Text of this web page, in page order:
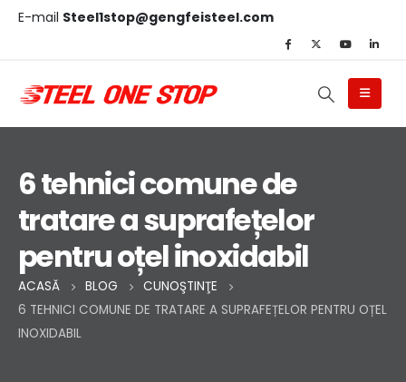
E-mail Steel1stop@gengfeisteel.com
6 tehnici comune de
tratare a suprafețelor
pentru oțel inoxidabil
ACASĂ BLOG
CUNOŞTINŢE
6 TEHNICI COMUNE DE TRATARE A SUPRAFEȚELOR PENTRU OȚEL
INOXIDABIL